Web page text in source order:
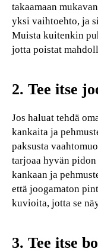
takaamaan
yksi vaihtoehto, ja
Muista kuitenkin
jotta poistat
2. Tee itse
Jos haluat tehdä
kankaita ja
paksusta
tarjoaa hyvän
kankaan ja
että joogamaton
kuvioita, jotta se
3. Tee itse